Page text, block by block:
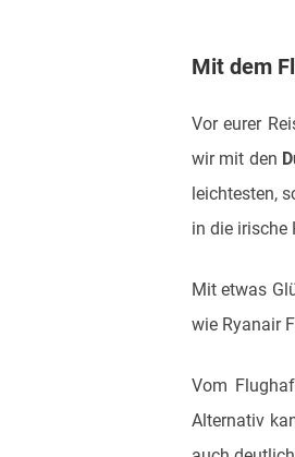
Mit dem
Vor eurer
wir mit den
leichtesten,
in die irische
Mit etwas
wie Ryanair
Vom
Alternativ